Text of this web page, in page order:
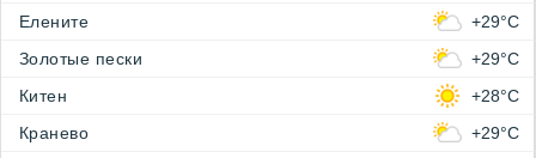
Елените
+29°C
Золотые пески
+29°C
Китен
+28°C
Кранево
+29°C